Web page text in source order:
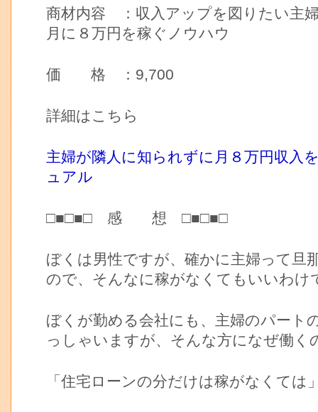
商材内容 ：収入アップを図りたい主
月に８万円を稼ぐノウハウ
価 格 ：9,700
詳細はこちら
主婦が隣人に知られずに月８万円収入
ュアル
□■□■□ 感 想 □■□■□
ぼくは男性ですが、確かに主婦って旦
ので、そんなに稼がなくてもいいわけ
ぼくが勤める会社にも、主婦のパート
っしゃいますが、そんな方になぜ働く
「住宅ローンの分だけは稼がなくては